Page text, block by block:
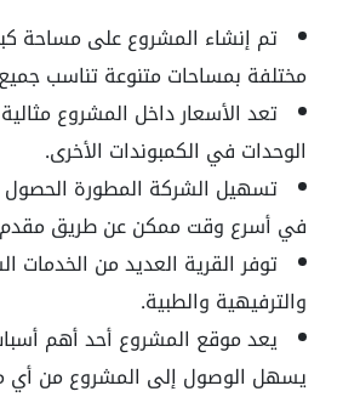
تم إنشاء المشروع على مساحة
مختلفة بمساحات متنوعة تناسب
تعد الأسعار داخل المشروع
الوحدات في الكمبوندات الأخرى.
تسهيل الشركة المطورة الحصول
في أسرع وقت ممكن عن طريق
توفر القرية العديد من الخدمات
والترفيهية والطبية.
يعد موقع المشروع أحد أهم
يسهل الوصول إلى المشروع من